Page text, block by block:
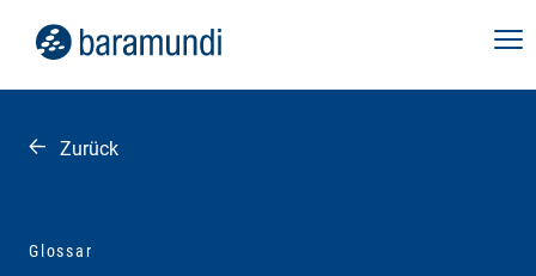
Zurück
Glossar